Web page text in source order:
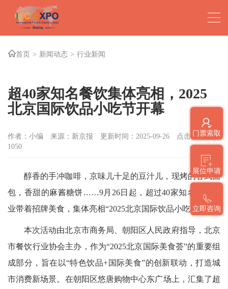
门票索取
展位申请
立即咨询
首页 新闻动态 行业新闻
超40家知名餐饮集体亮相，2025
北京国际饮品小吃节开幕
作者：小编 来源：新京报 更新时间：2025-09-26
点击数：
1050
醇香的手冲咖啡，京味儿十足的豆汁儿，现烤的各式面
包，香甜的麻酱糖饼……9月26日起，超过40家知名餐饮企
业带着招牌美食，集体亮相“2025北京国际饮品小吃节”。
本次活动由北京市商务局、朝阳区人民政府指导，北京
市餐饮行业协会主办，作为“2025北京国际美食荟”的重要组
成部分，旨在以“特色饮品+国际美食”的创新联动，打造城
市消费新场景。在朝阳区悠唐购物中心东广场上，汇集了超